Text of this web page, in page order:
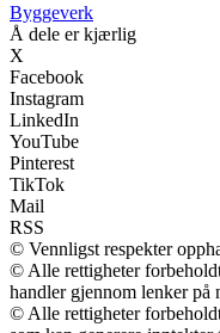
Byggeverk
Å dele er kjærlig
X
Facebook
Instagram
LinkedIn
YouTube
Pinterest
TikTok
Mail
RSS
© Vennligst respekter
© Alle rettigheter
handler gjennom lenker på
© Alle rettigheter